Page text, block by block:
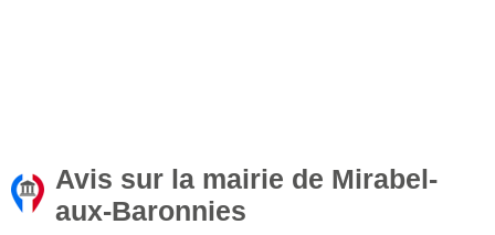
Avis sur la mairie de Mirabel-
aux-Baronnies